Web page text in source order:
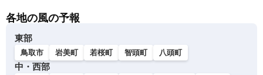
各地の風の予報
東部
鳥取市 岩美町 若桜町 智頭町 八頭町
中・西部